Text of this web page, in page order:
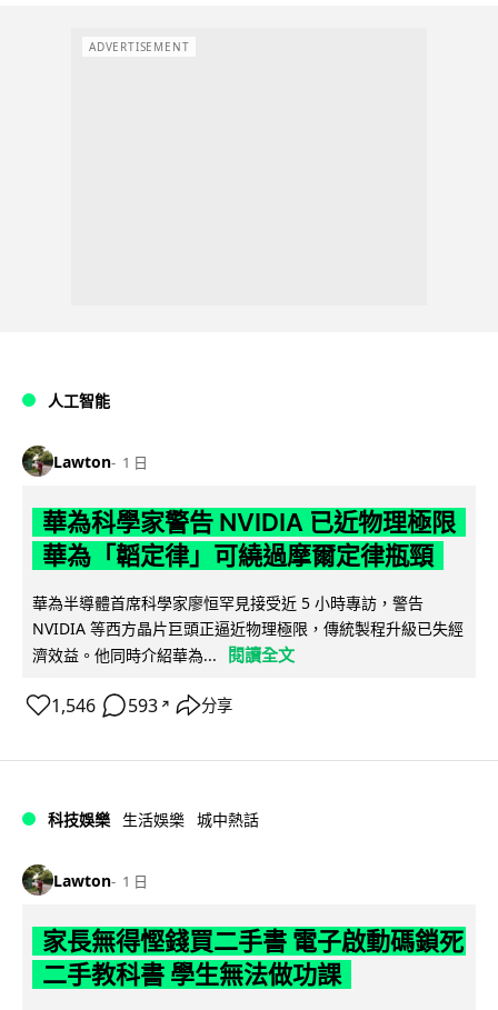
ADVERTISEMENT
人工智能
Lawton 1 日
華為科學家警告 NVIDIA 已近物理極限
華為「韜定律」可繞過摩爾定律瓶頸
華為半導體首席科學家廖恒罕見接受近 5 小時專訪，警告
NVIDIA 等西方晶片巨頭正逼近物理極限，傳統製程升級已失經
濟效益。他同時介紹華為...
閱讀全文
1,546 593 ↗ 分享
科技娛樂 生活娛樂 城中熱話
Lawton 1 日
家長無得慳錢買二手書 電子啟動碼鎖死
二手教科書 學生無法做功課